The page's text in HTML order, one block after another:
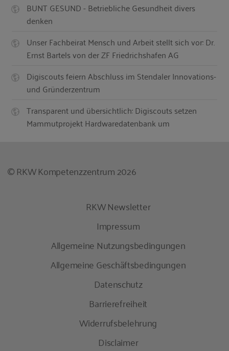
BUNT GESUND - Betriebliche Gesundheit divers
denken
Unser Fachbeirat Mensch und Arbeit stellt sich vor: Dr.
Ernst Bartels von der ZF Friedrichshafen AG
Digiscouts feiern Abschluss im Stendaler Innovations-
und Gründerzentrum
Transparent und übersichtlich: Digiscouts setzen
Mammutprojekt Hardwaredatenbank um
© RKW Kompetenzzentrum 2026
RKW Newsletter
Impressum
Allgemeine Nutzungsbedingungen
Allgemeine Geschäftsbedingungen
Datenschutz
Barrierefreiheit
Widerrufsbelehrung
Disclaimer